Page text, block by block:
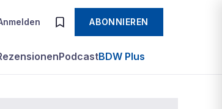
ABONNIEREN
PodcastBDW Plus